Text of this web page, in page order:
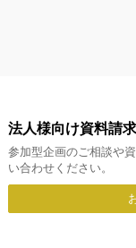
法人様向け資料請
参加型企画のご相談や
い合わせください。